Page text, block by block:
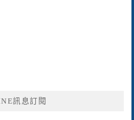
訊息訂閱